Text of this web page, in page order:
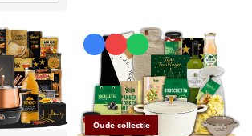
Oude collectie